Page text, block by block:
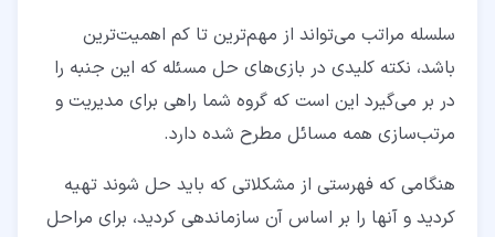
سلسله‌ مراتب می‌تواند از مهم‌ترین تا کم‌ اهمیت‌ترین
باشد، نکته کلیدی در بازی‌های حل مسئله که این جنبه را
در بر می‌گیرد این است که گروه شما راهی برای مدیریت و
مرتب‌سازی همه مسائل مطرح شده دارد.
هنگامی که فهرستی از مشکلاتی که باید حل شوند تهیه
کردید و آنها را بر اساس آن سازماندهی کردید، برای مراحل